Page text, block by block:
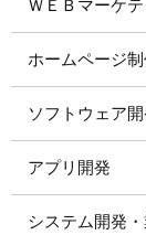
ＷＥＢマーケ
ホームページ
ソフトウェア
アプリ開発
システム開発